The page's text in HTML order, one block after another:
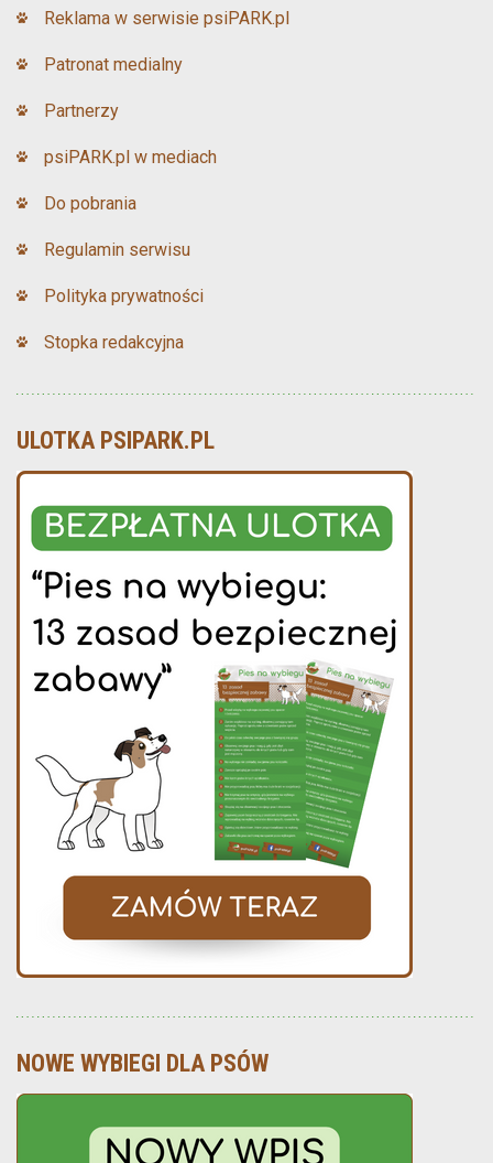
Reklama w serwisie psiPARK.pl
Patronat medialny
Partnerzy
psiPARK.pl w mediach
Do pobrania
Regulamin serwisu
Polityka prywatności
Stopka redakcyjna
ULOTKA PSIPARK.PL
NOWE WYBIEGI DLA PSÓW